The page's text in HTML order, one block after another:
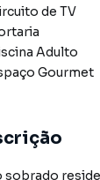
de TV
Adulto
Gourmet
sobrado